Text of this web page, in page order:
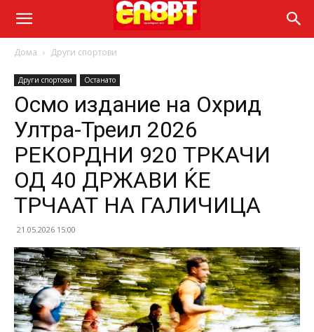
Дома Други спортови
Други спортови Останато
Осмо издание на Охрид
Ултра-Треил 2026
РЕКОРДНИ 920 ТРКАЧИ
ОД 40 ДРЖАВИ ЌЕ
ТРЧААТ НА ГАЛИЧИЦА
21.05.2026 15:00